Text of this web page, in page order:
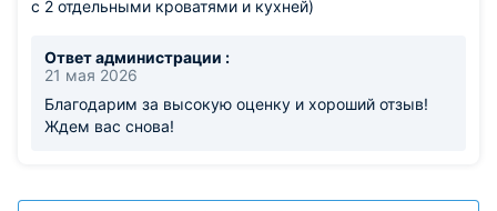
с 2 отдельными кроватями и кухней)
Ответ администрации :
21 мая 2026
Благодарим за высокую оценку и хороший отзыв!
Ждем вас снова!